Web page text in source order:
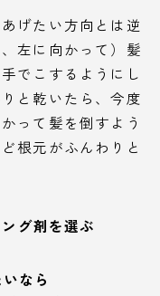
げたい方向とは逆
左に向かって）髪
でこするようにし
と乾いたら、今度
って髪を倒すよう
根元がふんわりと
グ剤を選ぶ
なら